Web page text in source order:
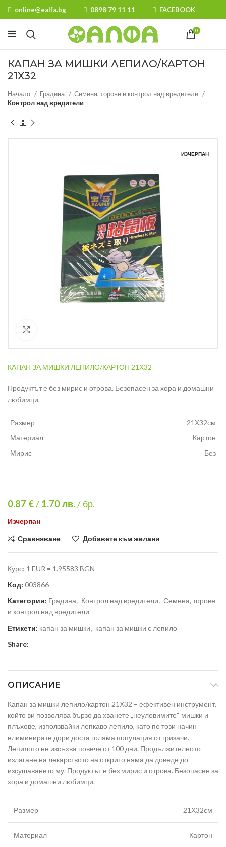
online@ealfa.bg 0898 79 11 11 FACEBOOK
0
КАПАН ЗА МИШКИ ЛЕПИЛО/КАРТОН
21Х32
Начало Градина
Семена, торове и контрол над вредители
Контрол над вредители
ИЗЧЕРПАН
КАПАН ЗА МИШКИ ЛЕПИЛО/КАРТОН 21Х32
Продуктът е без мирис и отрова. Безопасен за хора и домашни
любимци.
Размер
21Х32см
Материал
Картон
Мирис
Без
0.87 €/ 1.70лв./ бр.
Изчерпан
Сравняване Добавете към желани
Курс: 1 EUR = 1.95583 BGN
Код: 003866
Категории: Градина, Контрол над вредители, Семена, торове
и контрол над вредители
Етикети: капан за мишки, капан за мишки с лепило
Share:
ОПИСАНИЕ
Капан за мишки лепило/картон 21Х32 – ефективен инструмент,
който ви позволява бързо да хванете „неуловимите“ мишки и
плъхове, използвайки лепкаво лепило, като по този начин
елиминирате дори доста голяма популация от гризачи.
Лепилото не изсъхва повече от 100 дни. Продължителното
излагане на лекарството на открито няма да доведе до
изсушаването му. Продуктът е без мирис и отрова. Безопасен за
хора и домашни любимци.
Размер 21Х32см
Материал Картон